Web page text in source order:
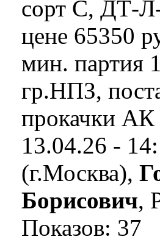
сорт С, ДТ-
цене 65350
мин. партия
гр.НПЗ,
прокачки АК
13.04.26 -
(г.Москва),
Борисович,
Показов: 37